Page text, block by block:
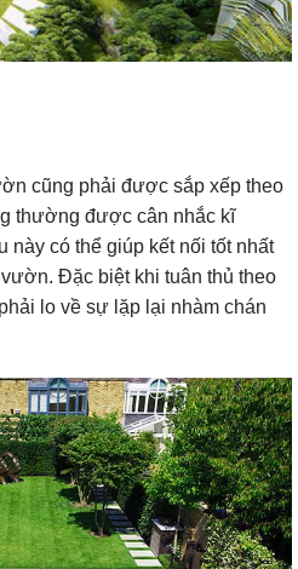
cũng phải được sắp xếp theo
thường được cân nhắc kĩ
có thể giúp kết nối tốt nhất
Đặc biệt khi tuân thủ theo
lo về sự lặp lại nhàm chán